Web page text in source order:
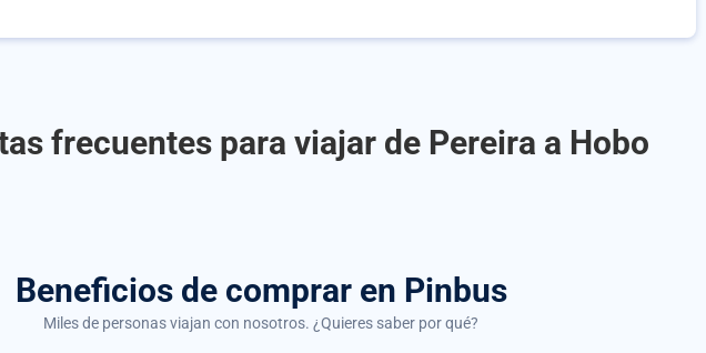
frecuentes para viajar de Pereira a Hobo
Beneficios de comprar en Pinbus
Miles de personas viajan con nosotros. ¿Quieres saber por qué?